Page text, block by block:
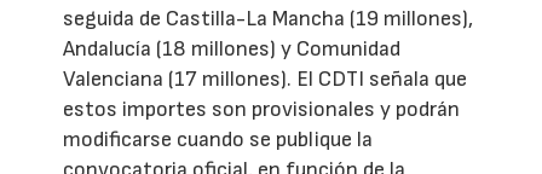
seguida de Castilla-La Mancha (19 millones),
Andalucía (18 millones) y Comunidad
Valenciana (17 millones). El CDTI señala que
estos importes son provisionales y podrán
modificarse cuando se publique la